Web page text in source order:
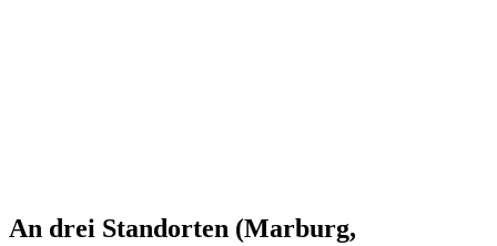
An drei Standorten (Marburg,